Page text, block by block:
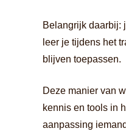
Belangrijk daarbij:
leer je tijdens het
blijven toepassen.
Deze manier van
kennis en tools in
aanpassing